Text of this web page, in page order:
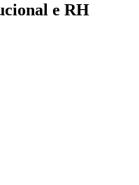
e RH